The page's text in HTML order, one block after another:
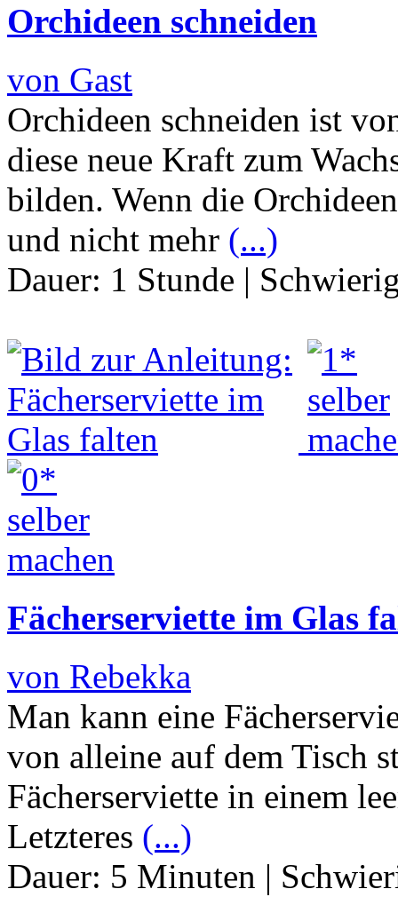
Orchideen schneiden
von Gast
Orchideen schneiden ist
diese neue Kraft zum
bilden. Wenn die
und nicht mehr (...)
Dauer: 1 Stunde |
Fächerserviette im Glas
von Rebekka
Man kann eine
von alleine auf dem Tisch
Fächerserviette in einem
Letzteres (...)
Dauer: 5 Minuten |